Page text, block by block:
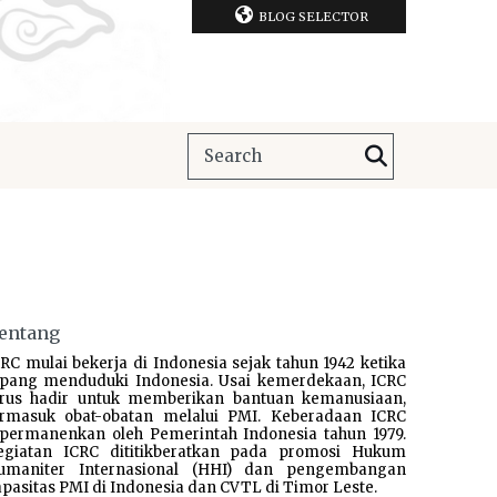
BLOG SELECTOR
mulai bekerja di Indonesia sejak tahun 1942 ketika
menduduki Indonesia. Usai kemerdekaan, ICRC
hadir untuk memberikan bantuan kemanusiaan,
obat-obatan melalui PMI. Keberadaan ICRC
oleh Pemerintah Indonesia tahun 1979.
ICRC dititikberatkan pada promosi Hukum
Internasional (HHI) dan pengembangan
PMI di Indonesia dan CVTL di Timor Leste.